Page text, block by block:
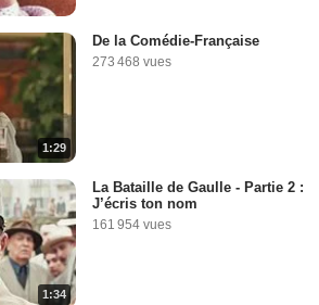
1:29
De la Comédie-Française
273 468 vues
1:34
La Bataille de Gaulle - Partie 2 :
J’écris ton nom
161 954 vues